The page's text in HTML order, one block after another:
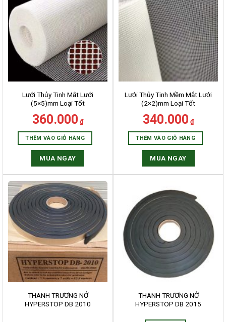
Lưới Thủy Tinh Mắt Lưới
(5×5)mm Loại Tốt
360.000 ₫
THÊM VÀO GIỎ HÀNG
MUA NGAY
Lưới Thủy Tinh Mềm Mắt Lưới
(2×2)mm Loại Tốt
340.000 ₫
THÊM VÀO GIỎ HÀNG
MUA NGAY
THANH TRƯƠNG NỞ
HYPERSTOP DB 2010
THANH TRƯƠNG NỞ
HYPERSTOP DB 2015